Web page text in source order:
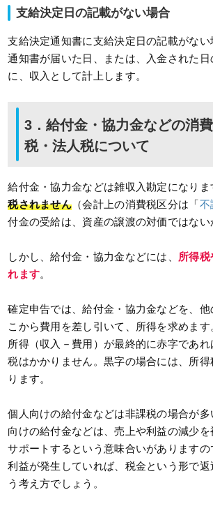
支給決定日の記載がない場合
支給決定通知書に支給決定日の記載がな
通知書が届いた日、または、入金された日
に、収入として計上します。
3．給付金・協力金などの消
税・法人税について
給付金・協力金などは雑収入勘定になりま
税されません （会計上の消費税区分は「不
付金の受給は、資産の譲渡の対価ではない
しかし、給付金・協力金などには、 所得税
れます。
確定申告では、給付金・協力金などを、
こから費用を差し引いて、所得を求めます
所得（収入－費用）が最終的に赤字であれ
税はかかりません。黒字の場合には、所
ります。
個人向けの給付金などは非課税の場合が
向けの給付金などは、売上や利益の減少
サポートするという意味合いがありますの
利益が発生していれば、税金という形で
う考え方でしょう。